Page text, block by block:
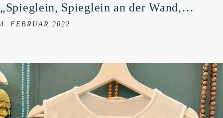
„Spieglein, Spieglein an der Wand,…
4. FEBRUAR 2022